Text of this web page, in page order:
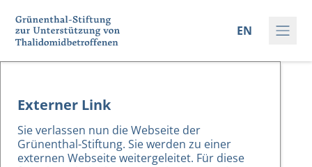
EN
Antrag stellen
Externer Link
Sie verlassen nun die Webseite der
Grünenthal-Stiftung. Sie werden zu einer
externen Webseite weitergeleitet. Für diese